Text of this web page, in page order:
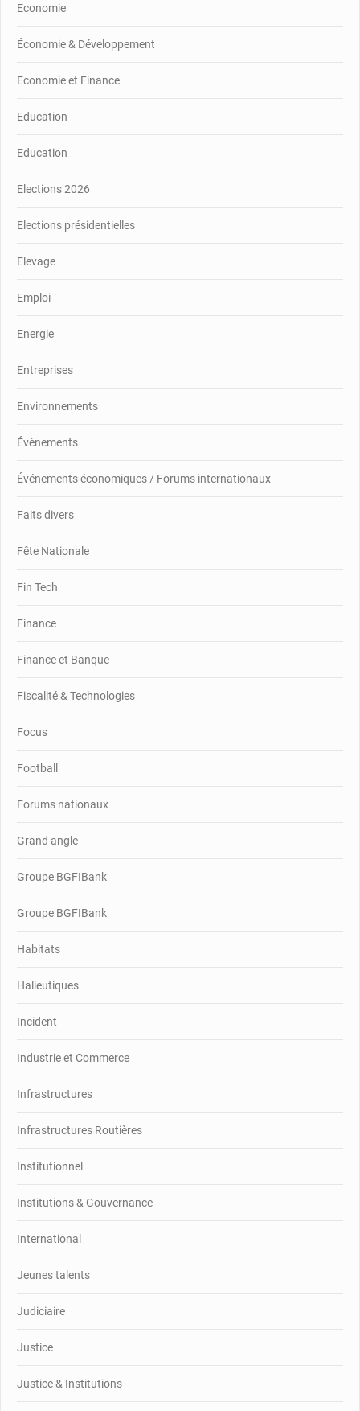
Economie
Économie & Développement
Economie et Finance
Education
Education
Elections 2026
Elections présidentielles
Elevage
Emploi
Energie
Entreprises
Environnements
Évènements
Événements économiques / Forums internationaux
Faits divers
Fête Nationale
Fin Tech
Finance
Finance et Banque
Fiscalité & Technologies
Focus
Football
Forums nationaux
Grand angle
Groupe BGFIBank
Groupe BGFIBank
Habitats
Halieutiques
Incident
Industrie et Commerce
Infrastructures
Infrastructures Routières
Institutionnel
Institutions & Gouvernance
International
Jeunes talents
Judiciaire
Justice
Justice & Institutions